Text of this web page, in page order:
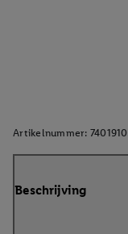
Artikelnummer: 7401910
Beschrijving